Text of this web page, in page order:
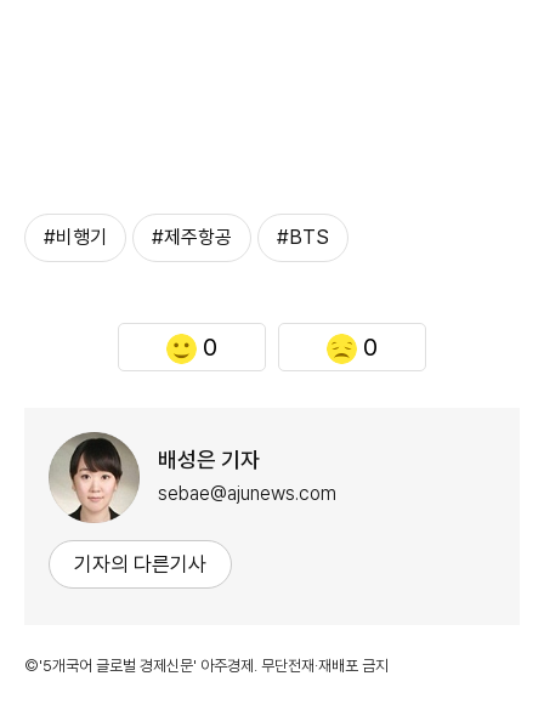
#비행기 #제주항공 #BTS
0 0
배성은 기자
sebae@ajunews.com
기자의 다른기사
©'5개국어 글로벌 경제신문' 아주경제. 무단전재·재배포 금지